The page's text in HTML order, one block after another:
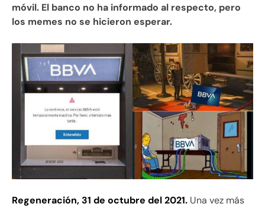
móvil. El banco no ha informado al respecto, pero
los memes no se hicieron esperar.
Regeneración,31 de octubre del 2021. Una vez más